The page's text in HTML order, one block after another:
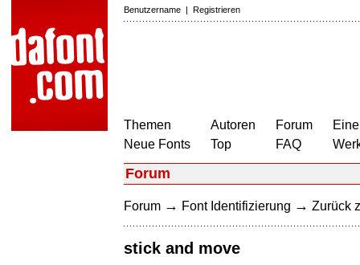
Benutzername | Registrieren
Themen
Neue Fonts
Autoren
Top
Forum
FAQ
Forum
Forum → Font Identifizierung → Zurück
stick and move